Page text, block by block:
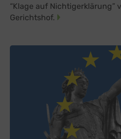
“Klage auf Nichtigerklärung”
Gerichtshof.